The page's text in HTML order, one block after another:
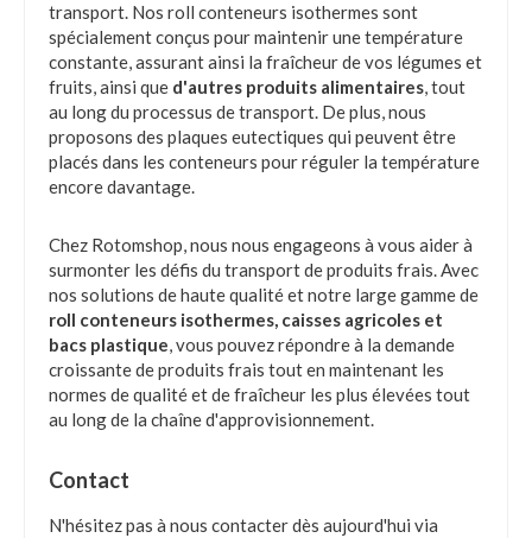
transport. Nos roll conteneurs isothermes sont
spécialement conçus pour maintenir une température
constante, assurant ainsi la fraîcheur de vos légumes et
fruits, ainsi que d'autres produits alimentaires, tout
au long du processus de transport. De plus, nous
proposons des plaques eutectiques qui peuvent être
placés dans les conteneurs pour réguler la température
encore davantage.
Chez Rotomshop, nous nous engageons à vous aider à
surmonter les défis du transport de produits frais. Avec
nos solutions de haute qualité et notre large gamme de
roll conteneurs isothermes, caisses agricoles et
bacs plastique, vous pouvez répondre à la demande
croissante de produits frais tout en maintenant les
normes de qualité et de fraîcheur les plus élevées tout
au long de la chaîne d'approvisionnement.
Contact
N'hésitez pas à nous contacter dès aujourd'hui via